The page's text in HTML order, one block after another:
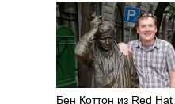
Бен Коттон из Red Hat